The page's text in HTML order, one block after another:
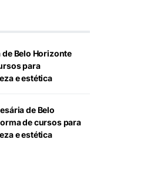
de Belo Horizonte
para
e estética
de Belo
de cursos para
e estética